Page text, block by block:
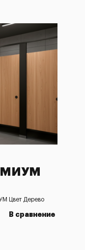
Цвет Дерево
В сравнение